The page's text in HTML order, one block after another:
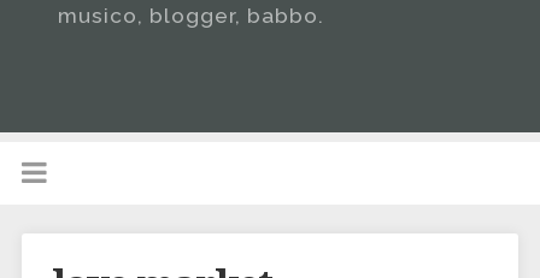
musico, blogger, babbo.